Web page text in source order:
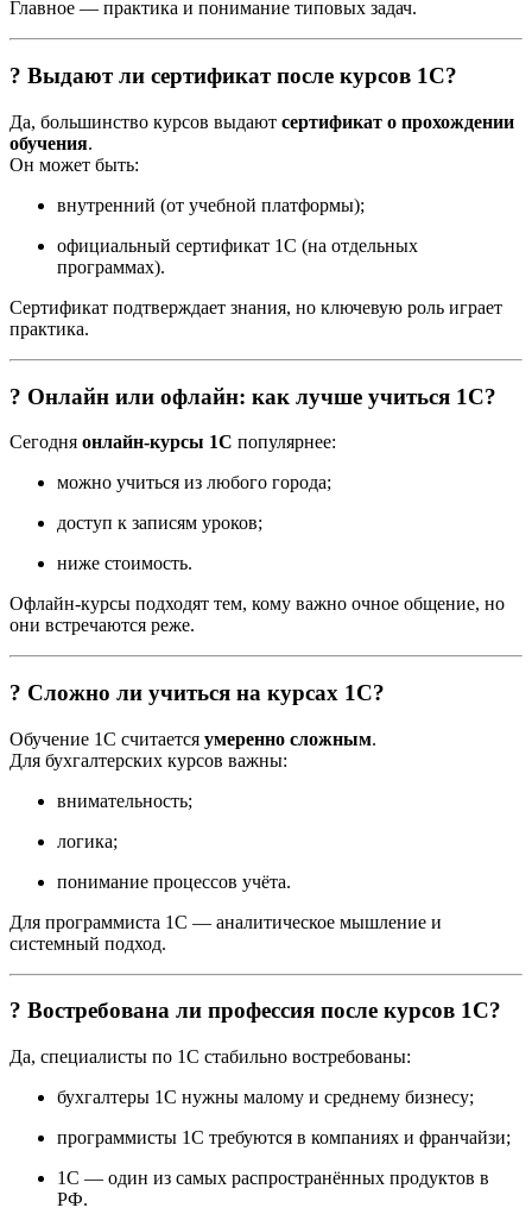
Главное — практика и понимание типовых задач.
? Выдают ли сертификат после курсов 1С?
Да, большинство курсов выдают сертификат о прохождении
обучения.
Он может быть:
внутренний (от учебной платформы);
официальный сертификат 1С (на отдельных
программах).
Сертификат подтверждает знания, но ключевую роль играет
практика.
? Онлайн или офлайн: как лучше учиться 1С?
Сегодня онлайн-курсы 1С популярнее:
можно учиться из любого города;
доступ к записям уроков;
ниже стоимость.
Офлайн-курсы подходят тем, кому важно очное общение, но
они встречаются реже.
? Сложно ли учиться на курсах 1С?
Обучение 1С считается умеренно сложным.
Для бухгалтерских курсов важны:
внимательность;
логика;
понимание процессов учёта.
Для программиста 1С — аналитическое мышление и
системный подход.
? Востребована ли профессия после курсов 1С?
Да, специалисты по 1С стабильно востребованы:
бухгалтеры 1С нужны малому и среднему бизнесу;
программисты 1С требуются в компаниях и франчайзи;
1С — один из самых распространённых продуктов в
РФ.